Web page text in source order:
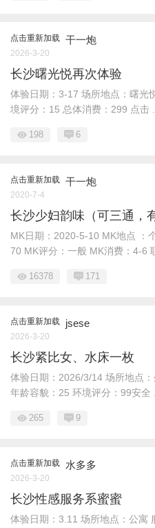
点击重新加载 干一炮
2026-3-20
长沙曙光悦再次体验
体验日期：3-17 场所地点：曙光
境评分：15 总体消费：299 点击 ...
198 6
点击重新加载 干一炮
2020-7-4
长沙少妇韵味（可三通，
MK日期：2020-5-10 MK地点 ：
70 MK评分：一般 MK消费：4-6
16378 171
点击重新加载 jsese
2026-3-20
长沙紧比女、水床一枚
体验日期：2026/3/14 场所地点
年龄容貌：25 环境评分：99安全
265 9
点击重新加载 水多多
2026-3-20
长沙性感服务系蜜蜜
体验日期：3.11 场所地点：公寓